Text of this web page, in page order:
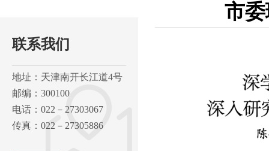
联系我们
地址：天津南开长江道4号
邮编：300100
电话：022－27303067
传真：022－27305886
市